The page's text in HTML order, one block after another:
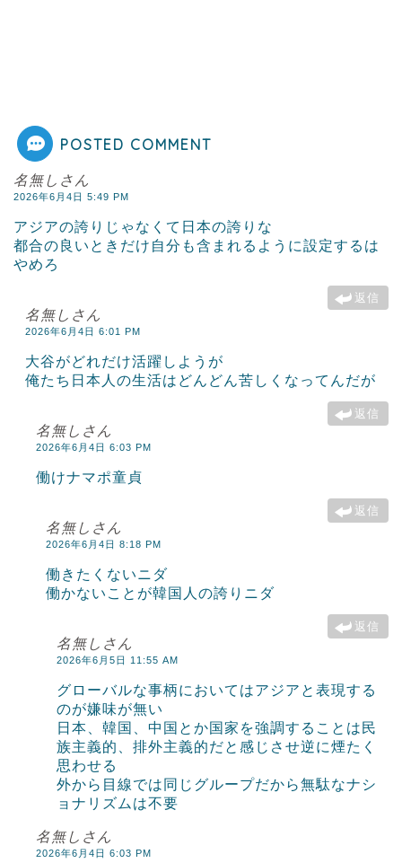
POSTED COMMENT
名無しさん
2026年6月4日 5:49 PM
アジアの誇りじゃなくて日本の誇りな
都合の良いときだけ自分も含まれるように設定するは
やめろ
返信
名無しさん
2026年6月4日 6:01 PM
大谷がどれだけ活躍しようが
俺たち日本人の生活はどんどん苦しくなってんだが
返信
名無しさん
2026年6月4日 6:03 PM
働けナマポ童貞
返信
名無しさん
2026年6月4日 8:18 PM
働きたくないニダ
働かないことが韓国人の誇りニダ
返信
名無しさん
2026年6月5日 11:55 AM
グローバルな事柄においてはアジアと表現する
のが嫌味が無い
日本、韓国、中国とか国家を強調することは民
族主義的、排外主義的だと感じさせ逆に煙たく
思わせる
外から目線では同じグループだから無駄なナシ
ョナリズムは不要
名無しさん
2026年6月4日 6:03 PM